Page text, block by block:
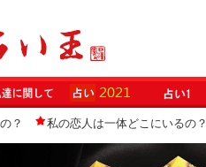
？ 私の恋人は一体どこにいるの？